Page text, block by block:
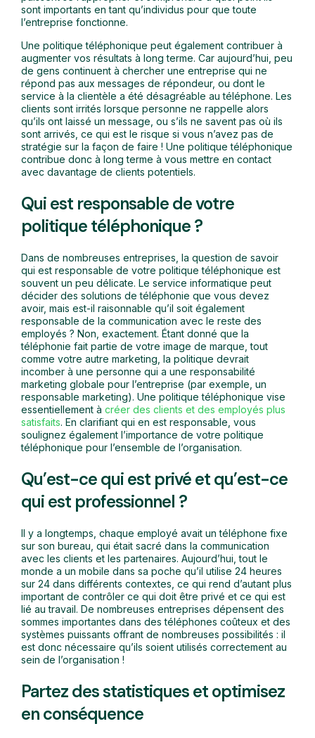
sont importants en tant qu’individus pour que toute
l’entreprise fonctionne.
Une politique téléphonique peut également contribuer à
augmenter vos résultats à long terme. Car aujourd’hui, peu
de gens continuent à chercher une entreprise qui ne
répond pas aux messages de répondeur, ou dont le
service à la clientèle a été désagréable au téléphone. Les
clients sont irrités lorsque personne ne rappelle alors
qu’ils ont laissé un message, ou s’ils ne savent pas où ils
sont arrivés, ce qui est le risque si vous n’avez pas de
stratégie sur la façon de faire ! Une politique téléphonique
contribue donc à long terme à vous mettre en contact
avec davantage de clients potentiels.
Qui est responsable de votre
politique téléphonique ?
Dans de nombreuses entreprises, la question de savoir
qui est responsable de votre politique téléphonique est
souvent un peu délicate. Le service informatique peut
décider des solutions de téléphonie que vous devez
avoir, mais est-il raisonnable qu’il soit également
responsable de la communication avec le reste des
employés ? Non, exactement. Étant donné que la
téléphonie fait partie de votre image de marque, tout
comme votre autre marketing, la politique devrait
incomber à une personne qui a une responsabilité
marketing globale pour l’entreprise (par exemple, un
responsable marketing). Une politique téléphonique vise
essentiellement à créer des clients et des employés plus
satisfaits. En clarifiant qui en est responsable, vous
soulignez également l’importance de votre politique
téléphonique pour l’ensemble de l’organisation.
Qu’est-ce qui est privé et qu’est-ce
qui est professionnel ?
Il y a longtemps, chaque employé avait un téléphone fixe
sur son bureau, qui était sacré dans la communication
avec les clients et les partenaires. Aujourd’hui, tout le
monde a un mobile dans sa poche qu’il utilise 24 heures
sur 24 dans différents contextes, ce qui rend d’autant plus
important de contrôler ce qui doit être privé et ce qui est
lié au travail. De nombreuses entreprises dépensent des
sommes importantes dans des téléphones coûteux et des
systèmes puissants offrant de nombreuses possibilités : il
est donc nécessaire qu’ils soient utilisés correctement au
sein de l’organisation !
Partez des statistiques et optimisez
en conséquence